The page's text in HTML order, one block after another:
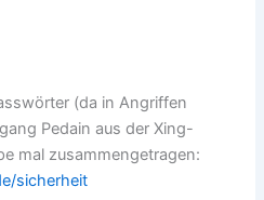
(da in Angriffen
Pedain aus der Xing-
mal zusammengetragen:
sicherheit